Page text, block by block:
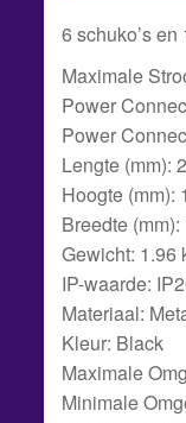
6 schuko’s
Maximale
Power
Power
Lengte (mm):
Hoogte (mm):
Breedte (mm):
Gewicht: 1.96
IP-waarde:
Materiaal:
Kleur: Black
Maximale
Minimale